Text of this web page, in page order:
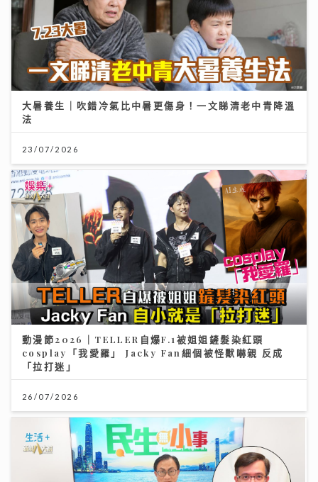
23/07/2026
動漫節2026｜TELLER自爆F.1被姐姐鏟髮染紅頭
cosplay「我愛羅」 Jacky Fan細個被怪獸嚇親 反成
「拉打迷」
26/07/2026
民生無小事｜急症室加價半年求診人次跌一成 多種傳染
病夾擊 醫院接收大量感染個案